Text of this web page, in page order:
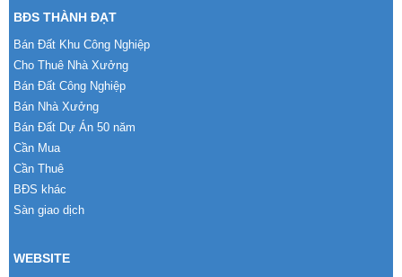
BĐS THÀNH ĐẠT
Bán Đất Khu Công Nghiệp
Cho Thuê Nhà Xưởng
Bán Đất Công Nghiệp
Bán Nhà Xưởng
Bán Đất Dự Án 50 năm
Cần Mua
Cần Thuê
BĐS khác
Sàn giao dịch
WEBSITE